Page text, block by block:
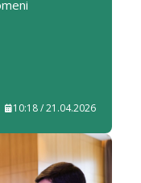
10:18 / 21.04.2026